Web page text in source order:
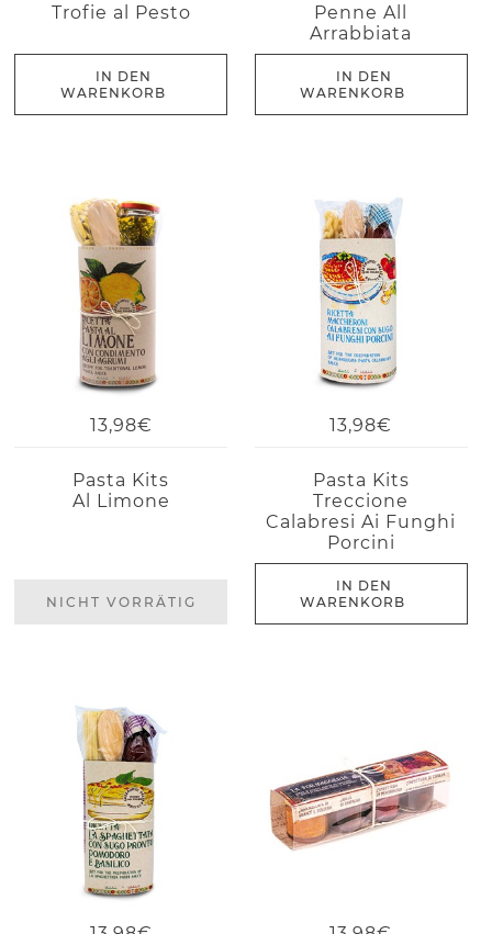
Trofie al Pesto
IN DEN
WARENKORB
Penne All
Arrabbiata
IN DEN
WARENKORB
13,98€
Pasta Kits
Al Limone
NICHT VORRÄTIG
13,98€
Pasta Kits
Treccione
Calabresi Ai Funghi
Porcini
IN DEN
WARENKORB